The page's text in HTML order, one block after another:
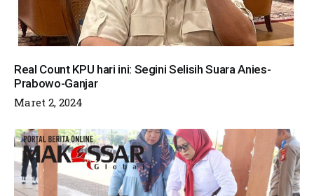
Real Count KPU hari ini: Segini Selisih Suara Anies-
Prabowo-Ganjar
Maret 2, 2024